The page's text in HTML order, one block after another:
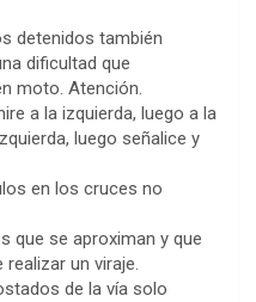
detenidos también
dificultad que
moto. Atención.
a la izquierda, luego a la
luego señalice y
en los cruces no
que se aproximan y que
un viraje.
de la vía solo